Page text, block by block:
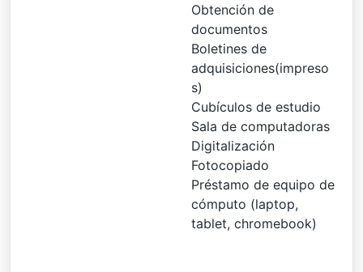
Obtención de
documentos
Boletines de
adquisiciones(impreso
s)
Cubículos de estudio
Sala de computadoras
Digitalización
Fotocopiado
Préstamo de equipo de
cómputo (laptop,
tablet, chromebook)